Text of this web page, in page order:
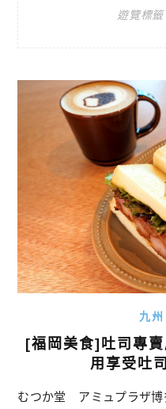
遊覽標籤
九
[福岡美食]吐司專
用享受吐
むつか堂 アミュプラザ博